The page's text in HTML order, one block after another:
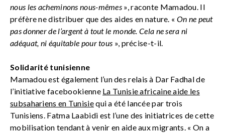
nous les acheminons nous-mêmes », raconte Mamadou. Il
préfère ne distribuer que des aides en nature. « On ne peut
pas donner de l’argent à tout le monde. Cela ne sera ni
adéquat, ni équitable pour tous », précise-t-il.
Solidarité tunisienne
Mamadou est également l’un des relais à Dar Fadhal de
l’initiative facebookienne La Tunisie africaine aide les
subsahariens en Tunisiequi a été lancée par trois
Tunisiens. Fatma Laabidi est l’une des initiatrices de cette
mobilisation tendant à venir en aide aux migrants. « On a